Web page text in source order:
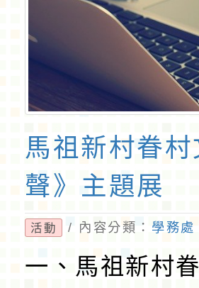
馬祖新村眷
聲》主題展
活動 / 內容分類： 學務處
一、馬祖新村